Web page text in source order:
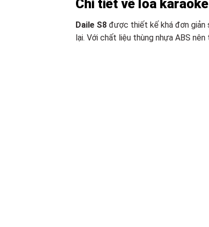
Chi tiết về loa
Daile S8 được thiết kế khá đơn giản
lại. Với chất liệu thùng nhựa ABS